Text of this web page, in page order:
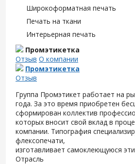
Широкоформатная печать
Печать на ткани
Интерьерная печать
Промэтикетка
Отзыв О компании
Промэтикетка
Отзыв
Группа Промэтикет работает на
года. За это время приобретен
сформирован коллектив
которых вносит свой вклад в
компании. Типография
флексопечати,
изготавливает самоклеющуюся
Отрасль